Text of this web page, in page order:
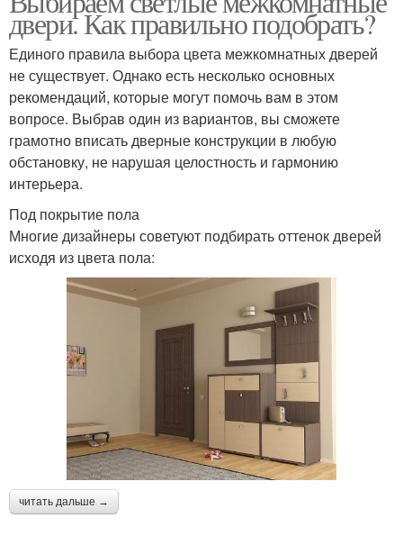
двери. Как правильно подобрать?
Единого правила выбора цвета межкомнатных дверей
не существует. Однако есть несколько основных
рекомендаций, которые могут помочь вам в этом
вопросе. Выбрав один из вариантов, вы сможете
грамотно вписать дверные конструкции в любую
обстановку, не нарушая целостность и гармонию
интерьера.
Под покрытие пола
Многие дизайнеры советуют подбирать оттенок дверей
исходя из цвета пола:
читать дальше →